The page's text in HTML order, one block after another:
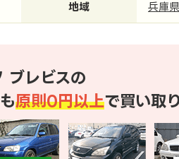
地域 兵庫県
ブレビスの
原則0円以上で買い取